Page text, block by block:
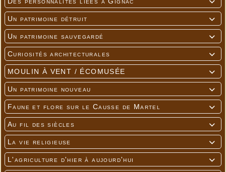


Un patrimoine détruit

Un patrimoine sauvegardé

Curiosités architecturales

MOULIN À VENT / ÉCOMUSÉE

Un patrimoine nouveau

Faune et flore sur le Causse de Martel

Au fil des siècles

La vie religieuse

L'agriculture d'hier à aujourd'hui